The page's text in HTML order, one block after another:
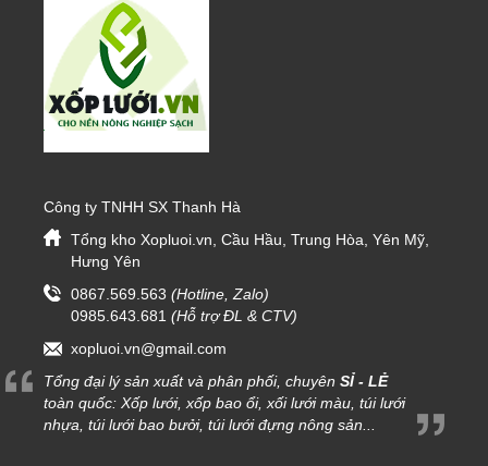
Công ty TNHH SX Thanh Hà
Tổng kho Xopluoi.vn, Cầu Hầu, Trung Hòa, Yên Mỹ,
Hưng Yên
0867.569.563 (Hotline, Zalo)
0985.643.681 (Hỗ trợ ĐL & CTV)
xopluoi.vn@gmail.com
Tổng đại lý sản xuất và phân phối, chuyên SỈ - LẺ
toàn quốc: Xốp lưới, xốp bao ổi, xối lưới màu, túi lưới
nhựa, túi lưới bao bưởi, túi lưới đựng nông sản...